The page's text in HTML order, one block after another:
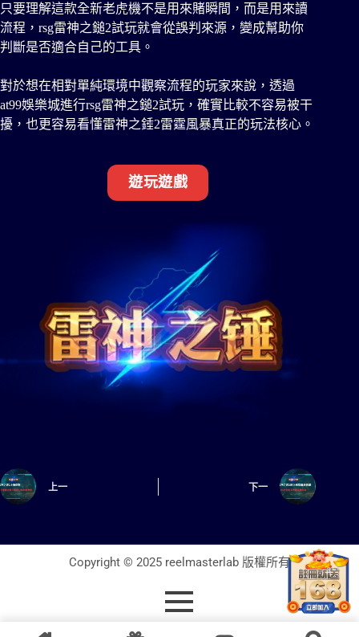
只要理解這款全新老虎機不是用來賭瞬間，而是用來讀
流程，rsg雷神之鎚2試玩就會從誤判來源，變成幫助你
判斷是否適合自己的工具。
對於想在相對單純環境中觀察流程的玩家來說，透過
at99娛樂城進行rsg雷神之鎚2試玩，確實比較不容易被干
擾，也更容易看懂雷神之錘2雷霆風暴真正的玩法核心。
遊玩遊戲
上一 下一
Copyright © 2025 reelmasterlab 版權所有